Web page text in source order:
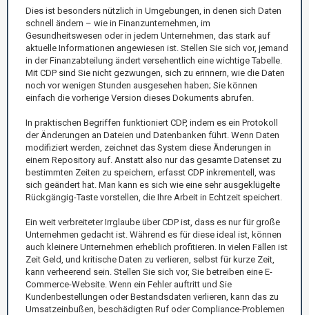
Dies ist besonders nützlich in Umgebungen, in denen sich Daten
schnell ändern – wie in Finanzunternehmen, im
Gesundheitswesen oder in jedem Unternehmen, das stark auf
aktuelle Informationen angewiesen ist. Stellen Sie sich vor, jemand
in der Finanzabteilung ändert versehentlich eine wichtige Tabelle.
Mit CDP sind Sie nicht gezwungen, sich zu erinnern, wie die Daten
noch vor wenigen Stunden ausgesehen haben; Sie können
einfach die vorherige Version dieses Dokuments abrufen.
In praktischen Begriffen funktioniert CDP, indem es ein Protokoll
der Änderungen an Dateien und Datenbanken führt. Wenn Daten
modifiziert werden, zeichnet das System diese Änderungen in
einem Repository auf. Anstatt also nur das gesamte Datenset zu
bestimmten Zeiten zu speichern, erfasst CDP inkrementell, was
sich geändert hat. Man kann es sich wie eine sehr ausgeklügelte
Rückgängig-Taste vorstellen, die Ihre Arbeit in Echtzeit speichert.
Ein weit verbreiteter Irrglaube über CDP ist, dass es nur für große
Unternehmen gedacht ist. Während es für diese ideal ist, können
auch kleinere Unternehmen erheblich profitieren. In vielen Fällen ist
Zeit Geld, und kritische Daten zu verlieren, selbst für kurze Zeit,
kann verheerend sein. Stellen Sie sich vor, Sie betreiben eine E-
Commerce-Website. Wenn ein Fehler auftritt und Sie
Kundenbestellungen oder Bestandsdaten verlieren, kann das zu
Umsatzeinbußen, beschädigten Ruf oder Compliance-Problemen